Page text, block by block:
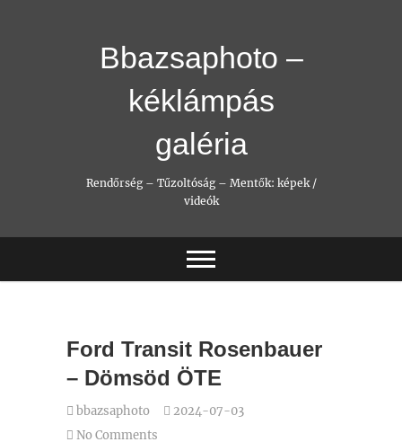
Bbazsaphoto –
kéklámpás
galéria
Rendőrség – Tűzoltóság – Mentők: képek /
videók
Ford Transit Rosenbauer
– Dömsöd ÖTE
bbazsaphoto
2024-07-03
No Comments